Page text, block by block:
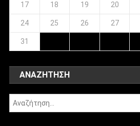
17 18 19 20
24 25 26 27
31
ΑΝΑΖΉΤΗΣΗ